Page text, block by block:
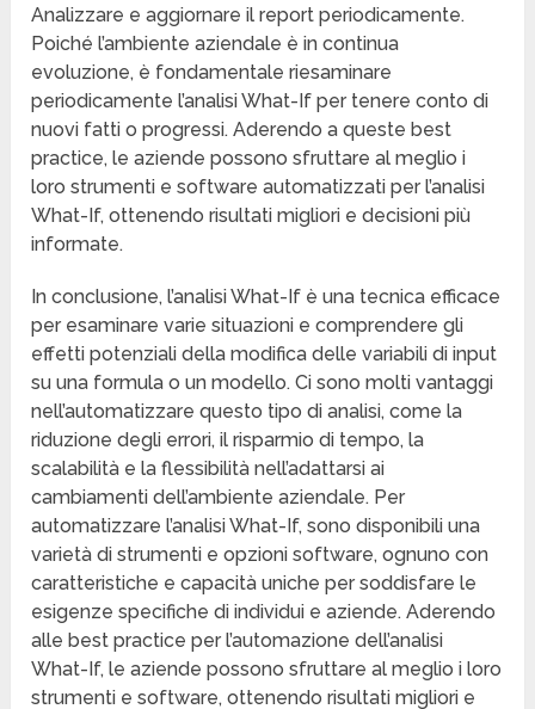
Analizzare e aggiornare il report periodicamente.
Poiché l’ambiente aziendale è in continua
evoluzione, è fondamentale riesaminare
periodicamente l’analisi What-If per tenere conto di
nuovi fatti o progressi. Aderendo a queste best
practice, le aziende possono sfruttare al meglio i
loro strumenti e software automatizzati per l’analisi
What-If, ottenendo risultati migliori e decisioni più
informate.
In conclusione, l’analisi What-If è una tecnica efficace
per esaminare varie situazioni e comprendere gli
effetti potenziali della modifica delle variabili di input
su una formula o un modello. Ci sono molti vantaggi
nell’automatizzare questo tipo di analisi, come la
riduzione degli errori, il risparmio di tempo, la
scalabilità e la flessibilità nell’adattarsi ai
cambiamenti dell’ambiente aziendale. Per
automatizzare l’analisi What-If, sono disponibili una
varietà di strumenti e opzioni software, ognuno con
caratteristiche e capacità uniche per soddisfare le
esigenze specifiche di individui e aziende. Aderendo
alle best practice per l’automazione dell’analisi
What-If, le aziende possono sfruttare al meglio i loro
strumenti e software, ottenendo risultati migliori e